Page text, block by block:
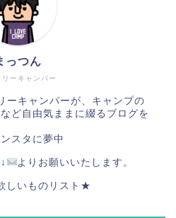
リーキャンパー
っつん
ーキャンパーが、キャンプの
ど自由気ままに綴るブログを
スタに夢中
よりお願いいたします。
しいものリスト★